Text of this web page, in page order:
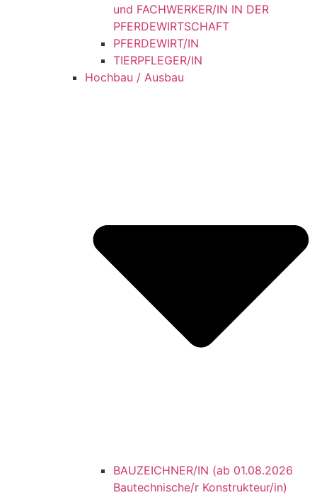
und FACHWERKER/IN IN DER
PFERDEWIRTSCHAFT
PFERDEWIRT/IN
TIERPFLEGER/IN
Hochbau / Ausbau
BAUZEICHNER/IN (ab 01.08.2026
Bautechnische/r Konstrukteur/in)